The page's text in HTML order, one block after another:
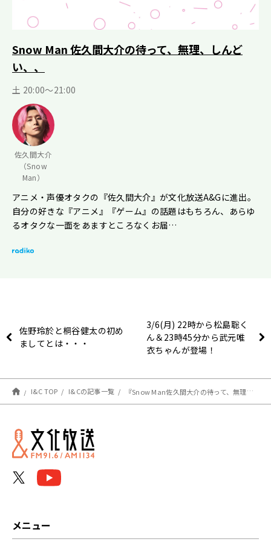
Snow Man 佐久間大介の待って、無理、しんど
い、、
土 20:00～21:00
佐久間大介
（Snow
Man）
アニメ・声優オタクの『佐久間大介』が文化放送A&Gに進出。
自分の好きな『アニメ』『ゲーム』の話題はもちろん、あらゆ
るオタクな一面をあますところなくお届…
佐野玲於と桐谷健太の初め
ましてとは・・・
3/6(月) 22時から松島聡く
ん＆23時45分から武元唯
衣ちゃんが登場！
I&C TOP I&Cの記事一覧 『Snow Man佐久間大介の待って、無理、しんどい、、』 3月4日（土）放送回のゲストに、声優・井口裕香！ 「緊張しすぎて、何を話したか覚えていない。あれは夢か幻だったのでしょうか」
メニュー